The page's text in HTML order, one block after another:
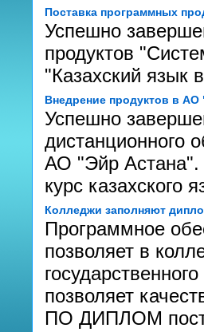
Поставка программных
Успешно
продуктов
"Казахский язык
Внедрение продуктов в АО
Успешно
дистанционного
АО "Эйр Астана".
курс казахского
Колледжи заполняют
Программное
позволяет в
позволяет
ПО ДИПЛОМ